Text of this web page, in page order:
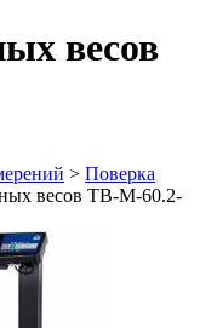
весов
> Поверка
весов ТВ-М-60.2-